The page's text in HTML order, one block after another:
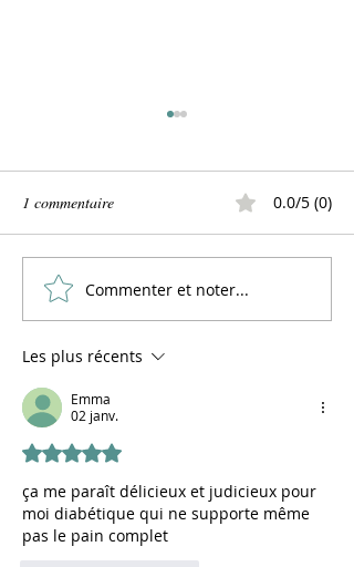
Le pain au four solaire, c'est
possible!
1 commentaire 0.0/5 (0)
Commenter et noter...
Les plus récents
Emma
02 janv.
Noté 5 étoiles sur 5.
ça me paraît délicieux et judicieux pour
moi diabétique qui ne supporte même
pas le pain complet